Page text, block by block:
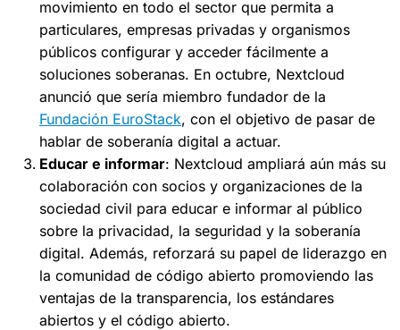
movimiento en todo el sector que permita a
particulares, empresas privadas y organismos
públicos configurar y acceder fácilmente a
soluciones soberanas. En octubre, Nextcloud
anunció que sería miembro fundador de la
Fundación EuroStack, con el objetivo de pasar de
hablar de soberanía digital a actuar.
Educar e informar: Nextcloud ampliará aún más su
colaboración con socios y organizaciones de la
sociedad civil para educar e informar al público
sobre la privacidad, la seguridad y la soberanía
digital. Además, reforzará su papel de liderazgo en
la comunidad de código abierto promoviendo las
ventajas de la transparencia, los estándares
abiertos y el código abierto.